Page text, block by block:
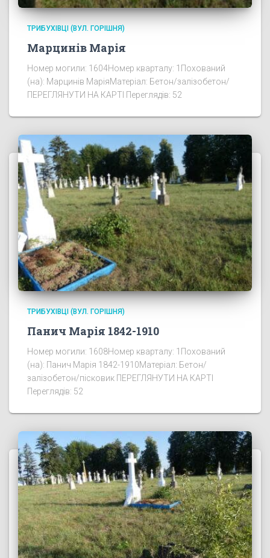
ТРИБУХІВЦІ (ВУЛ. ГОРІШНЯ)
Марцинів Марія
Номер могили: 1604Номер кварталу: 1Похований
(на): Марцинів МаріяМатеріал: Бетон/залізобетон/
ПЕРЕГЛЯНУТИ НА КАРТІ Переглядів: 52
ТРИБУХІВЦІ (ВУЛ. ГОРІШНЯ)
Панич Марія 1842-1910
Номер могили: 1608Номер кварталу: 1Похований
(на): Панич Марія 1842-1910Матеріал: Бетон/
залізобетон/пісковик ПЕРЕГЛЯНУТИ НА КАРТІ
Переглядів: 52